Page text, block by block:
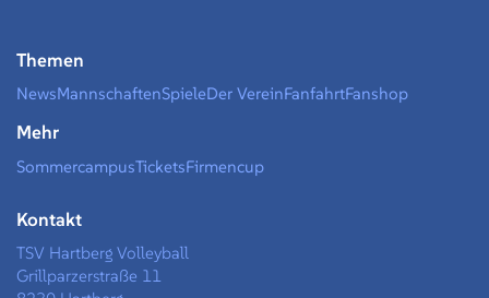
Themen
NewsMannschaftenSpieleDer VereinFanfahrtFanshop
Mehr
SommercampusTicketsFirmencup
Kontakt
TSV Hartberg Volleyball
Grillparzerstraße 11